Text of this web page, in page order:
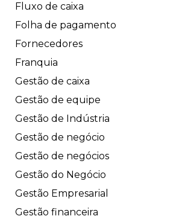
Fluxo de caixa
Folha de pagamento
Fornecedores
Franquia
Gestão de caixa
Gestão de equipe
Gestão de Indústria
Gestão de negócio
Gestão de negócios
Gestão do Negócio
Gestão Empresarial
Gestão financeira